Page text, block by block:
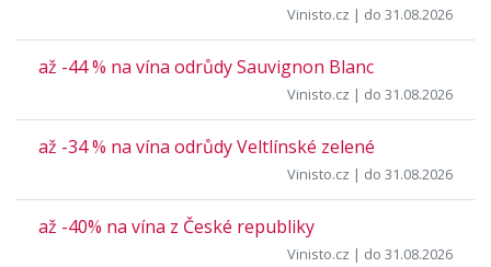
Vinisto.cz | do 31.08.2026
až -44 % na vína odrůdy Sauvignon Blanc
Vinisto.cz | do 31.08.2026
až -34 % na vína odrůdy Veltlínské zelené
Vinisto.cz | do 31.08.2026
až -40% na vína z České republiky
Vinisto.cz | do 31.08.2026